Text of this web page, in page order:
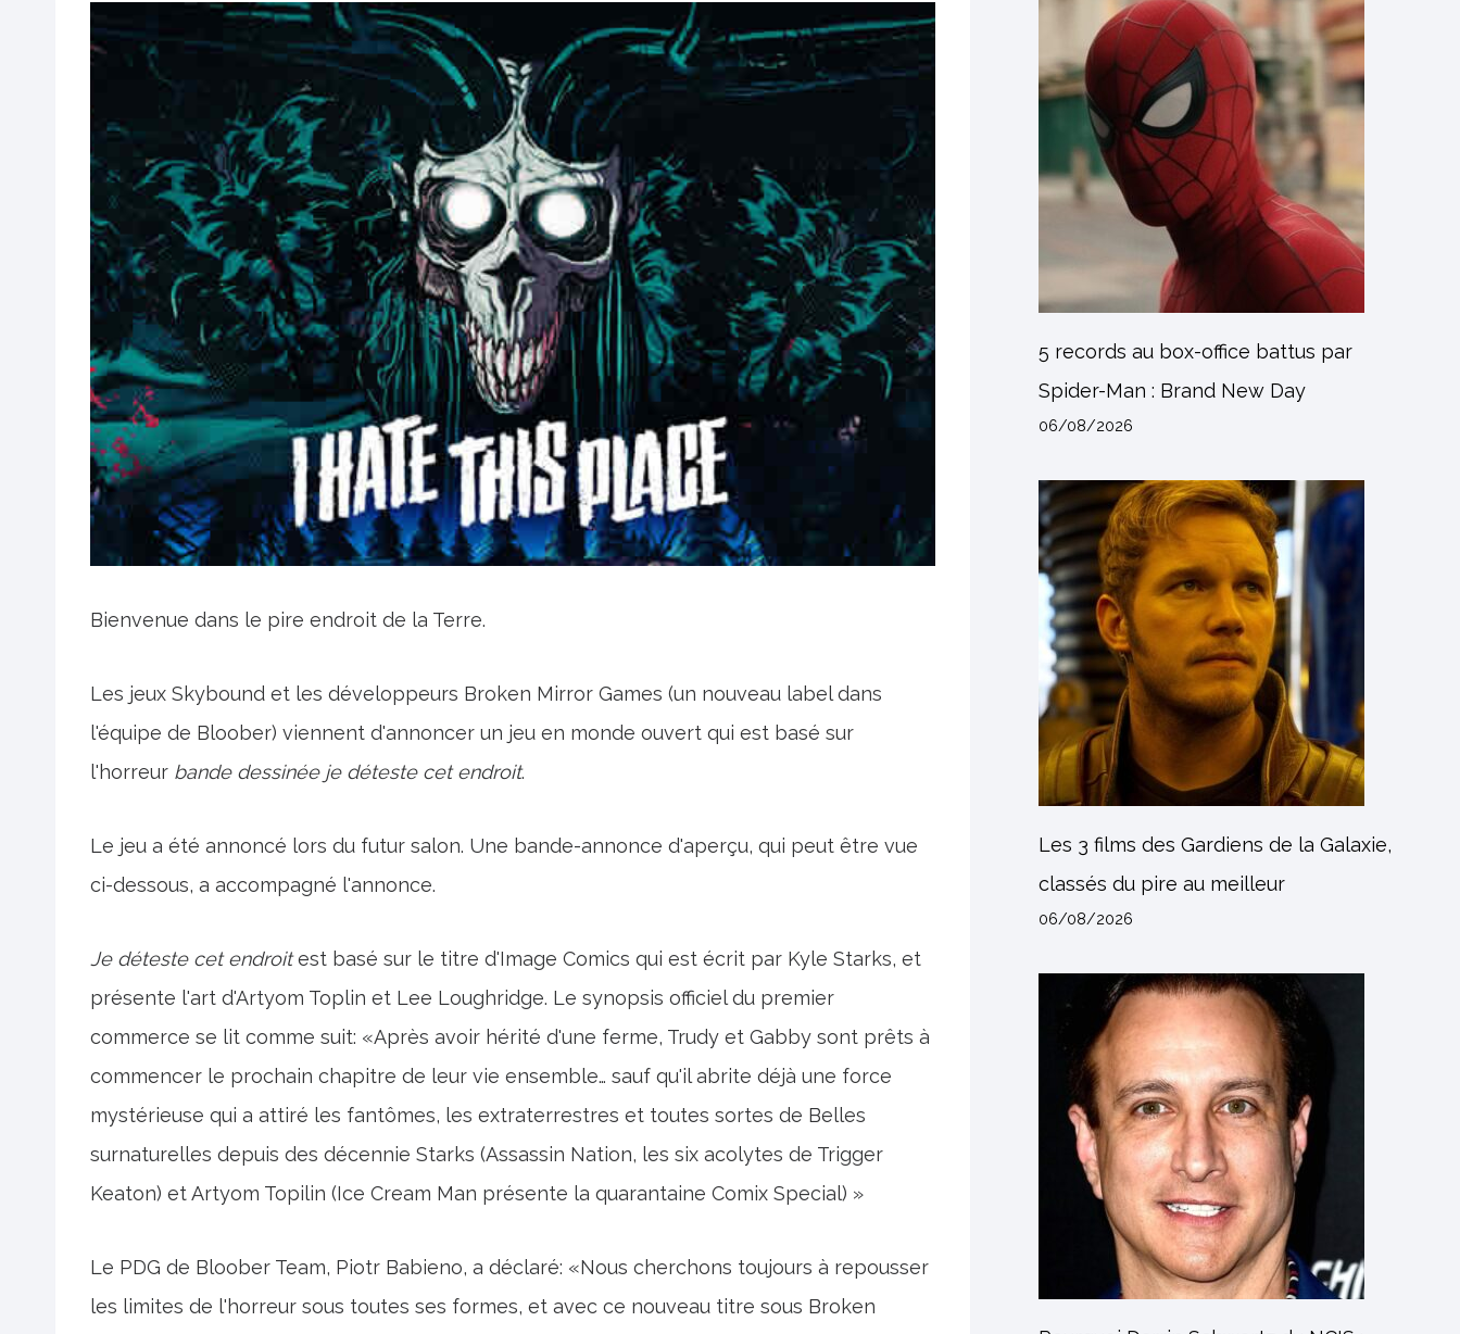
Bienvenue dans le pire endroit de la Terre.
Les jeux Skybound et les développeurs Broken Mirror Games (un nouveau label dans
l'équipe de Bloober) viennent d'annoncer un jeu en monde ouvert qui est basé sur
l'horreur bande dessinée je déteste cet endroit.
Le jeu a été annoncé lors du futur salon. Une bande-annonce d'aperçu, qui peut être vue
ci-dessous, a accompagné l'annonce.
Je déteste cet endroitest basé sur le titre d'Image Comics qui est écrit par Kyle Starks, et
présente l'art d'Artyom Toplin et Lee Loughridge. Le synopsis officiel du premier
commerce se lit comme suit: «Après avoir hérité d'une ferme, Trudy et Gabby sont prêts à
commencer le prochain chapitre de leur vie ensemble… sauf qu'il abrite déjà une force
mystérieuse qui a attiré les fantômes, les extraterrestres et toutes sortes de Belles
surnaturelles depuis des décennie Starks (Assassin Nation, les six acolytes de Trigger
Keaton) et Artyom Topilin (Ice Cream Man présente la quarantaine Comix Special) »
Le PDG de Bloober Team, Piotr Babieno, a déclaré: «Nous cherchons toujours à repousser
les limites de l'horreur sous toutes ses formes, et avec ce nouveau titre sous Broken
5 records au box-office battus par
Spider-Man : Brand New Day
06/08/2026
Les 3 films des Gardiens de la Galaxie,
classés du pire au meilleur
06/08/2026